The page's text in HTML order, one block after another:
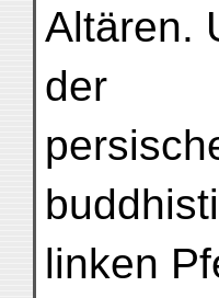
Altären.
der
linken